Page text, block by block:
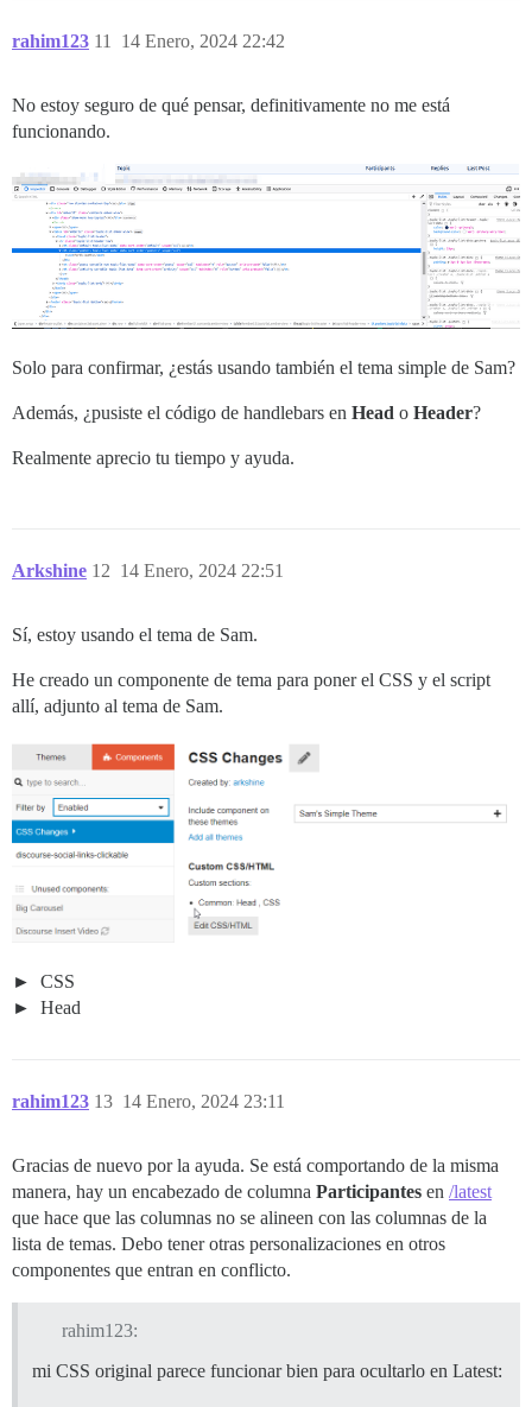
rahim123 14 Enero, 2024 22:42
11
No estoy seguro de qué pensar, definitivamente no me está
funcionando.
Solo para confirmar, ¿estás usando también el tema simple de Sam?
Además, ¿pusiste el código de handlebars en Head o Header?
Realmente aprecio tu tiempo y ayuda.
Arkshine 14 Enero, 2024 22:51
12
Sí, estoy usando el tema de Sam.
He creado un componente de tema para poner el CSS y el script
allí, adjunto al tema de Sam.
CSS
Head
rahim123 14 Enero, 2024 23:11
13
Gracias de nuevo por la ayuda. Se está comportando de la misma
manera, hay un encabezado de columna Participantes en /latest
que hace que las columnas no se alineen con las columnas de la
lista de temas. Debo tener otras personalizaciones en otros
componentes que entran en conflicto.
rahim123:
mi CSS original parece funcionar bien para ocultarlo en Latest: